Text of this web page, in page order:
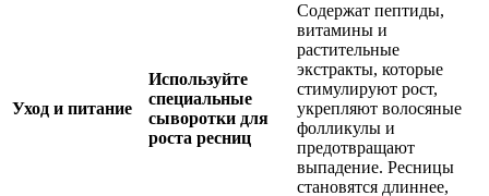
Уход и питание
Используйте
специальные
сыворотки для
роста ресниц
Содержат пептиды,
витамины и
растительные
экстракты, которые
стимулируют рост,
укрепляют волосяные
фолликулы и
предотвращают
выпадение. Ресницы
становятся длиннее,